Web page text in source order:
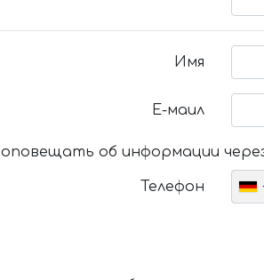
Имя
Е-маил
оповещать об информации
Телефон